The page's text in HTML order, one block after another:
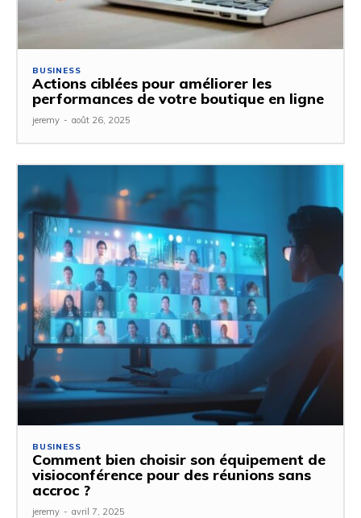
BUSINESS
Actions ciblées pour améliorer les
performances de votre boutique en ligne
jeremy - août 26, 2025
BUSINESS
Comment bien choisir son équipement de
visioconférence pour des réunions sans
accroc ?
jeremy - avril 7, 2025